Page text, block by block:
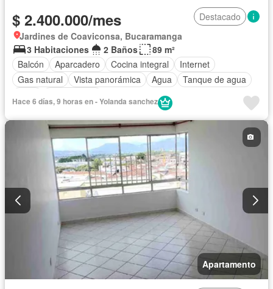
$ 2.400.000/mes
Destacado
Jardines de Coaviconsa, Bucaramanga
3 Habitaciones
2 Baños
89 m²
Balcón
Aparcadero Cocina integral
Internet
Gas natural
Vista panorámica Agua
Tanque de agua
Hace 6 días, 9 horas en - Yolanda sanchez
Apartamento